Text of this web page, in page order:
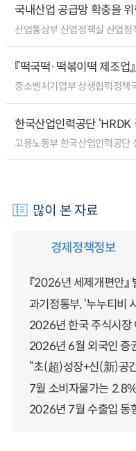
국내산업 공급망 확충을
산업통상부 산업정책실 산업정
『떡국떡·떡볶이떡 제조업
중소벤처기업부 상생협력정책
한국산업인력공단 ‘HRDK
고용노동부 한국산업인력공단
많이 본 자료
경제정책정보
『2026년 세제개편안』
과기정통부, ‘누누티비
2026년 한국 주식시장
2026년 6월 외국인 증
“초(超)성장+신(新)공
7월 소비자물가는
2026년 7월 수출입 동